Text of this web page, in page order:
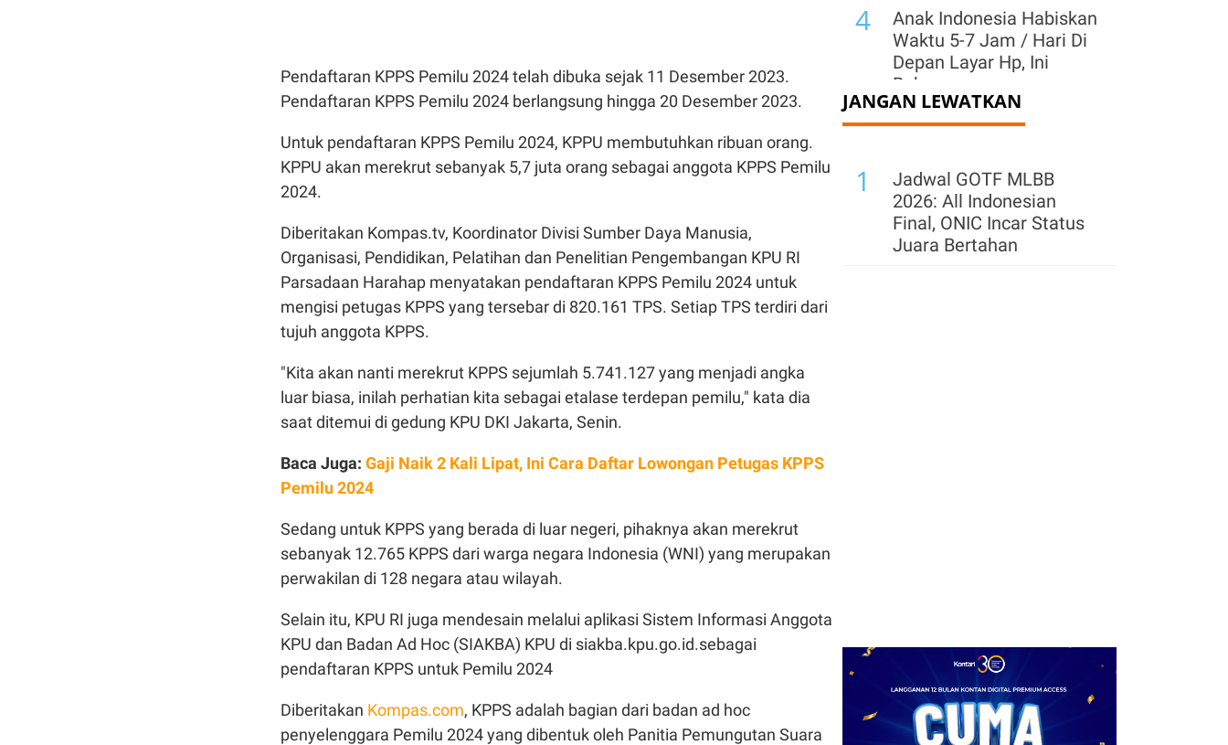
Pendaftaran KPPS Pemilu 2024 telah dibuka sejak 11 Desember 2023.
Pendaftaran KPPS Pemilu 2024 berlangsung hingga 20 Desember 2023.
Untuk pendaftaran KPPS Pemilu 2024, KPPU membutuhkan ribuan orang.
KPPU akan merekrut sebanyak 5,7 juta orang sebagai anggota KPPS Pemilu
2024.
Diberitakan Kompas.tv, Koordinator Divisi Sumber Daya Manusia,
Organisasi, Pendidikan, Pelatihan dan Penelitian Pengembangan KPU RI
Parsadaan Harahap menyatakan pendaftaran KPPS Pemilu 2024 untuk
mengisi petugas KPPS yang tersebar di 820.161 TPS. Setiap TPS terdiri dari
tujuh anggota KPPS.
"Kita akan nanti merekrut KPPS sejumlah 5.741.127 yang menjadi angka
luar biasa, inilah perhatian kita sebagai etalase terdepan pemilu," kata dia
saat ditemui di gedung KPU DKI Jakarta, Senin.
Baca Juga: Gaji Naik 2 Kali Lipat, Ini Cara Daftar Lowongan Petugas KPPS
Pemilu 2024
Sedang untuk KPPS yang berada di luar negeri, pihaknya akan merekrut
sebanyak 12.765 KPPS dari warga negara Indonesia (WNI) yang merupakan
perwakilan di 128 negara atau wilayah.
Selain itu, KPU RI juga mendesain melalui aplikasi Sistem Informasi Anggota
KPU dan Badan Ad Hoc (SIAKBA) KPU di siakba.kpu.go.id.sebagai
pendaftaran KPPS untuk Pemilu 2024
Diberitakan Kompas.com, KPPS adalah bagian dari badan ad hoc
penyelenggara Pemilu 2024 yang dibentuk oleh Panitia Pemungutan Suara
4
Anak Indonesia Habiskan
Waktu 5-7 Jam / Hari Di
Depan Layar Hp, Ini
Bahayanya
5
PPh 22 Ditunda,
Pajak Penjual Paling
Lambat 30 September
Cadangan Devisa
10
Menkeu Purbaya Perkuat
Pengawasan Laut
Perbatasan Timur
Indonesia
JANGAN LEWATKAN
1
Jadwal GOTF MLBB
2026: All Indonesian
Final, ONIC Incar Status
Juara Bertahan